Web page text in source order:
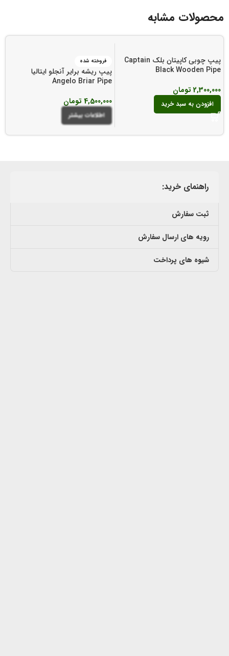
محصولات مشابه
پیپ چوبی کاپیتان بلک Captain
Black Wooden Pipe
2,300,000 تومان
افزودن به سبد خرید
فروخته شده
پیپ ریشه برایر آنجلو ایتالیا
Angelo Briar Pipe
4,500,000 تومان
اطلاعات بیشتر
راهنمای خرید:
ثبت سفارش
رویه های ارسال سفارش
شیوه های پرداخت